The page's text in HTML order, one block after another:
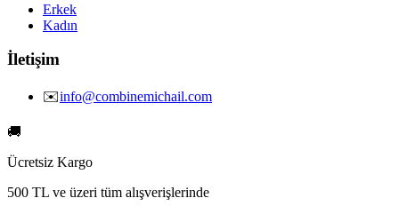
Erkek
Kadın
İletişim
✉️info@combinemichail.com
🚚
Ücretsiz Kargo
500 TL ve üzeri tüm alışverişlerinde